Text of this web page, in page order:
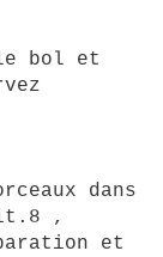
bol et
dans
,
et